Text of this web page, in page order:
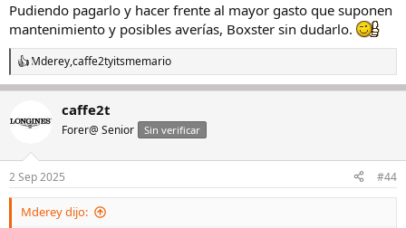
Pudiendo pagarlo y hacer frente al mayor gasto que suponen
mantenimiento y posibles averías, Boxster sin dudarlo.
R
e
c
e
s
Mderey,caffe2tyitsmemario
caffe2t
Forer@ Senior Sin verificar
2 Sep 2025 #44
Mderey dijo: